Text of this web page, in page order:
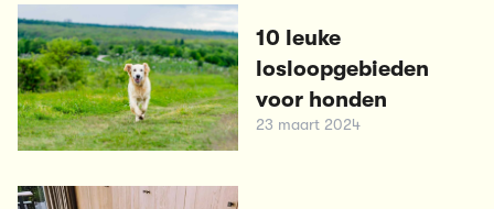
10 leuke
losloopgebieden
voor honden
23 maart 2024